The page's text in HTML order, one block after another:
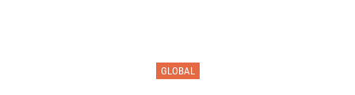
GLOBAL